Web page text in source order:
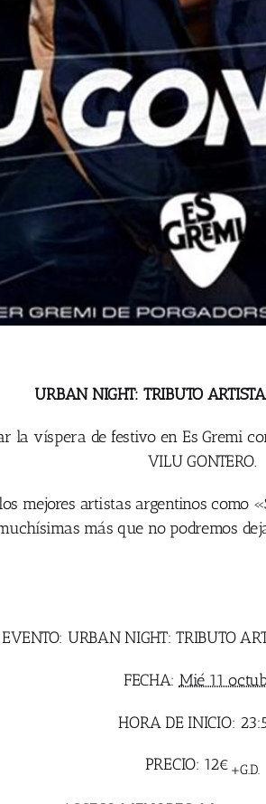
URBAN NIGHT: TRIBUTO
víspera de festivo en Es Gremi
VILU GONTERO.
mejores artistas argentinos como
más que no podremos
EVENTO: URBAN NIGHT: TRIBUTO
FECHA: Mié 11
HORA DE INICIO:
PRECIO: 12€ +G.D.